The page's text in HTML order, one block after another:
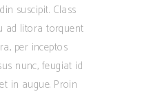
suscipit. Class
ad litora torquent
per inceptos
nunc, feugiat id
in augue. Proin